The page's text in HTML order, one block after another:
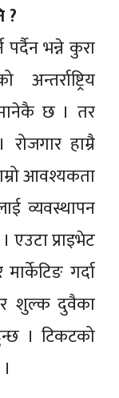
?
भन्ने कुरा
छ । तर
हाम्रै
आवश्यकता
व्यवस्थापन
एउटा प्राइभेट
गर्दा
र शुल्क दुवैका
। टिकटको